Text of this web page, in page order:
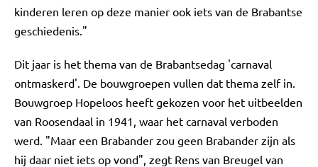
kinderen leren op deze manier ook iets van de Brabantse
geschiedenis."
Dit jaar is het thema van de Brabantsedag 'carnaval
ontmaskerd'. De bouwgroepen vullen dat thema zelf in.
Bouwgroep Hopeloos heeft gekozen voor het uitbeelden
van Roosendaal in 1941, waar het carnaval verboden
werd. "Maar een Brabander zou geen Brabander zijn als
hij daar niet iets op vond", zegt Rens van Breugel van